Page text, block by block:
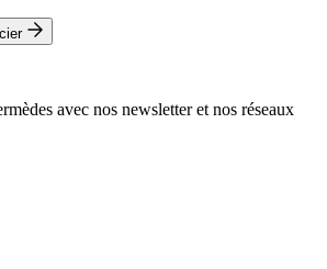
avec nos newsletter et nos réseaux